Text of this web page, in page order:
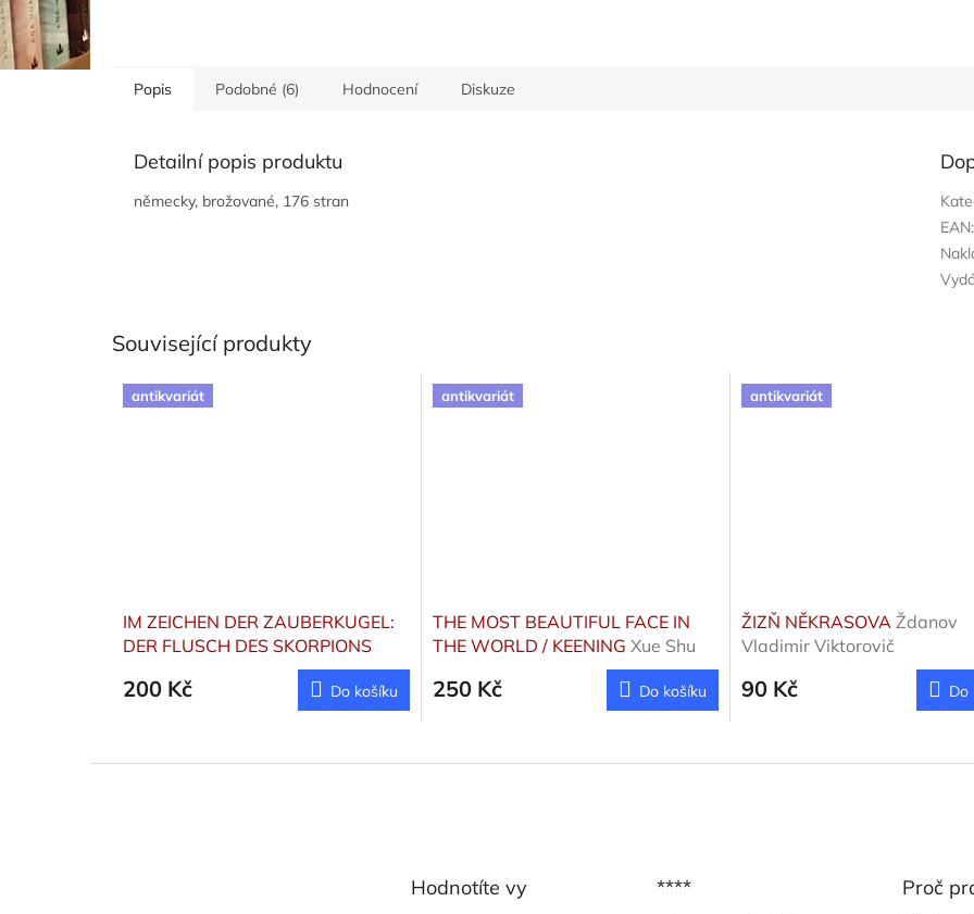
Popis Podobné (6) Hodnocení Diskuze
Detailní popis produktu
německy, brožované, 176 stran
EAN:
Související produkty
antikvariát
IM ZEICHEN DER ZAUBERKUGEL:
DER FLUSCH DES SKORPIONS
200 Kč Do košíku
antikvariát
THE MOST BEAUTIFUL FACE IN
THE WORLD / KEENING Xue Shu
250 Kč Do košíku
antikvariát
ŽIZŇ NĚKRASOVA Ždanov
Vladimir Viktorovič
90 Kč Do
Hodnotíte vy
**** Proč